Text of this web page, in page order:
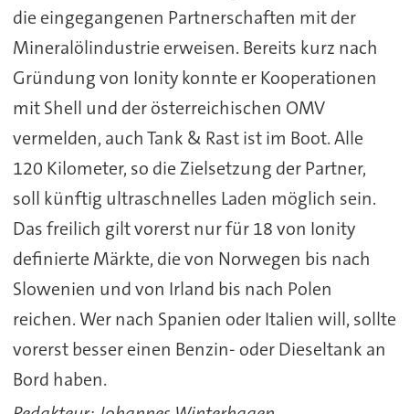
die eingegangenen Partnerschaften mit der
Mineralölindustrie erweisen. Bereits kurz nach
Gründung von Ionity konnte er Kooperationen
mit Shell und der österreichischen OMV
vermelden, auch Tank & Rast ist im Boot. Alle
120 Kilometer, so die Zielsetzung der Partner,
soll künftig ultraschnelles Laden möglich sein.
Das freilich gilt vorerst nur für 18 von Ionity
definierte Märkte, die von Norwegen bis nach
Slowenien und von Irland bis nach Polen
reichen. Wer nach Spanien oder Italien will, sollte
vorerst besser einen Benzin- oder Dieseltank an
Bord haben.